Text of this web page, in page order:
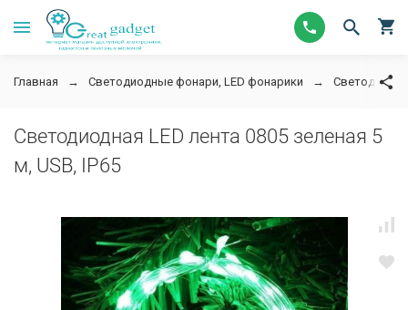
Главная Светодиодные фонари, LED фонарики
Светодиодная LED лента 0805 зеленая 5
м, USB, IP65